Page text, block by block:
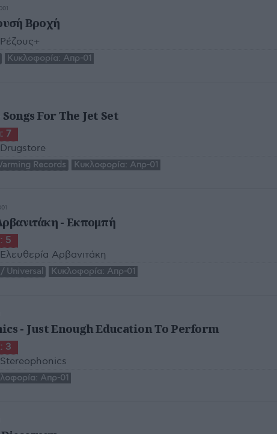
Βροχή
Ρέζους+
Κυκλοφορία: Απρ-01
For The Jet Set
7
Drugstore
Records Κυκλοφορία: Απρ-01
- Εκπομπή
5
Ελευθερία Αρβανιτάκη
Universal Κυκλοφορία: Απρ-01
- Just Enough Education To Perform
3
Stereophonics
Απρ-01